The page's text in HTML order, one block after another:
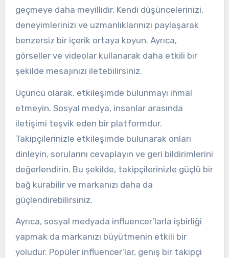
geçmeye daha meyillidir. Kendi düşüncelerinizi,
deneyimlerinizi ve uzmanlıklarınızı paylaşarak
benzersiz bir içerik ortaya koyun. Ayrıca,
görseller ve videolar kullanarak daha etkili bir
şekilde mesajınızı iletebilirsiniz.
Üçüncü olarak, etkileşimde bulunmayı ihmal
etmeyin. Sosyal medya, insanlar arasında
iletişimi teşvik eden bir platformdur.
Takipçilerinizle etkileşimde bulunarak onları
dinleyin, sorularını cevaplayın ve geri bildirimlerini
değerlendirin. Bu şekilde, takipçilerinizle güçlü bir
bağ kurabilir ve markanızı daha da
güçlendirebilirsiniz.
Ayrıca, sosyal medyada influencer’larla işbirliği
yapmak da markanızı büyütmenin etkili bir
yoludur. Popüler influencer’lar, geniş bir takipçi